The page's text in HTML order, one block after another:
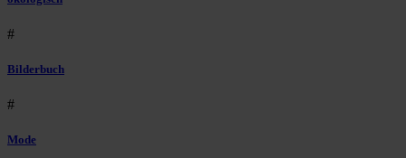
#
Bilderbuch
#
Mode